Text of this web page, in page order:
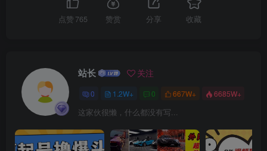
点赞 765 赞赏 分享 收藏
站长 关注
0 1.2W+ 0 667W+ 6685W+
这家伙很懒，什么都没有写...